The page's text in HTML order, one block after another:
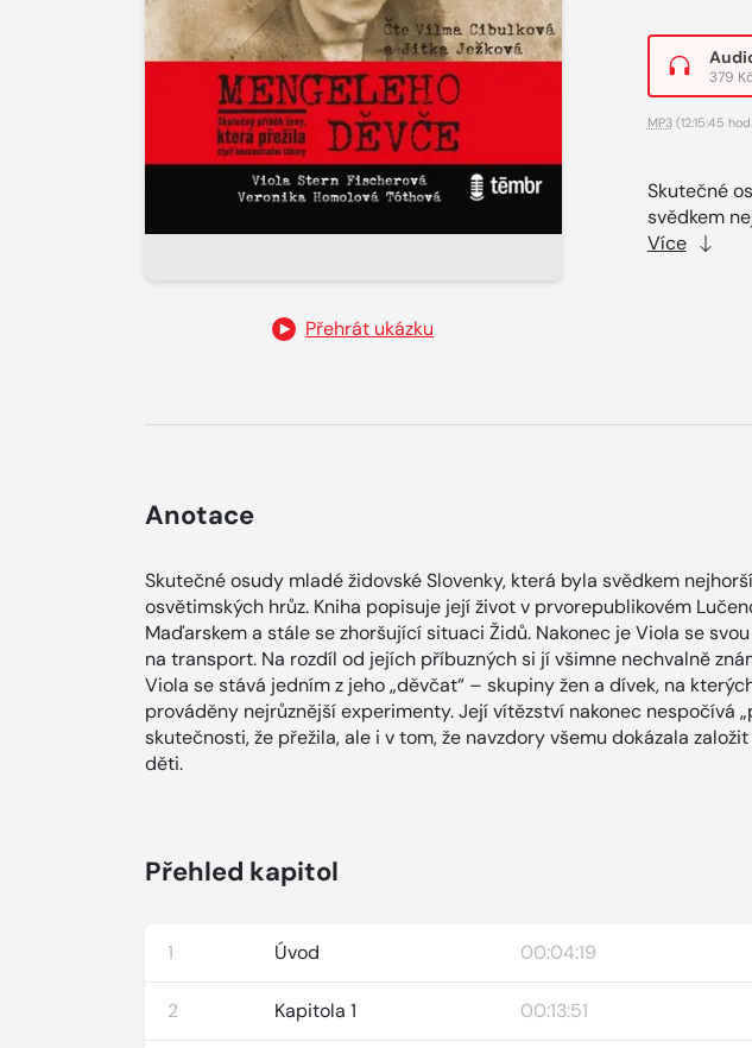
Přehrát ukázku
379 Kč
MP3(12:15:45
Skutečné
svědkem
Více
Anotace
Skutečné osudy mladé židovské Slovenky, která byla svědkem
osvětimských hrůz. Kniha popisuje její život v prvorepublikovém
Maďarskem a stále se zhoršující situaci Židů. Nakonec je Viola se
na transport. Na rozdíl od jejích příbuzných si jí všimne nechvalně
Viola se stává jedním z jeho „děvčat“ – skupiny žen a dívek, na
prováděny nejrůznější experimenty. Její vítězství nakonec nespočívá
skutečnosti, že přežila, ale i v tom, že navzdory všemu dokázala
děti.
Přehled kapitol
1 Úvod 00:04:19
2 Kapitola 1 00:13:51